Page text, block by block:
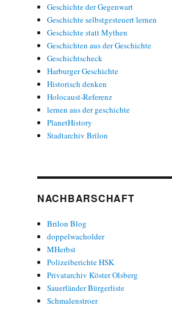
Geschichte der Gegenwart
Geschichte selbstgesteuert lernen
Geschichte statt Mythen
Geschichten aus der Geschichte
Geschichtscheck
Harburger Geschichte
Historisch denken
Holocaust-Referenz
lernen aus der geschichte
PlanetHistory
Stadtarchiv Brilon
NACHBARSCHAFT
Brilon Blog
doppelwacholder
MHerbst
Polizeiberichte HSK
Privatarchiv Köster Olsberg
Sauerländer Bürgerliste
Schmalenstroer